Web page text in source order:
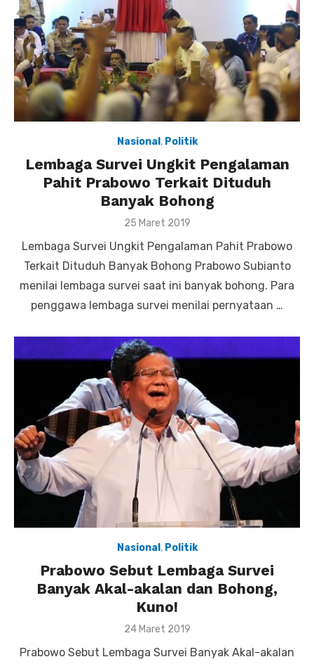
Nasional , Politik
Lembaga Survei Ungkit Pengalaman
Pahit Prabowo Terkait Dituduh
Banyak Bohong
Posted
25 Maret 2019
Lembaga Survei Ungkit Pengalaman Pahit Prabowo
Terkait Dituduh Banyak Bohong Prabowo Subianto
menilai lembaga survei saat ini banyak bohong. Para
penggawa lembaga survei menilai pernyataan …
Nasional , Politik
Prabowo Sebut Lembaga Survei
Banyak Akal-akalan dan Bohong,
Kuno!
Posted
24 Maret 2019
Prabowo Sebut Lembaga Survei Banyak Akal-akalan